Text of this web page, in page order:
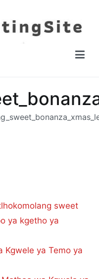
sweet
ya kgetho ya
Kgwele ya Temo ya